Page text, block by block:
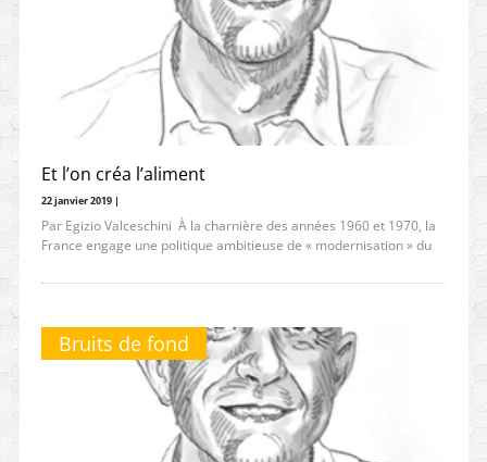
Et l’on créa l’aliment
22 janvier 2019 |
Par Egizio Valceschini À la charnière des années 1960 et 1970, la
France engage une politique ambitieuse de « modernisation » du
Bruits de fond